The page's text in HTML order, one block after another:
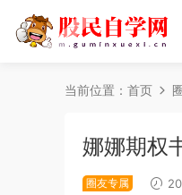
当前位置： 首页
娜娜期权
圈友专属